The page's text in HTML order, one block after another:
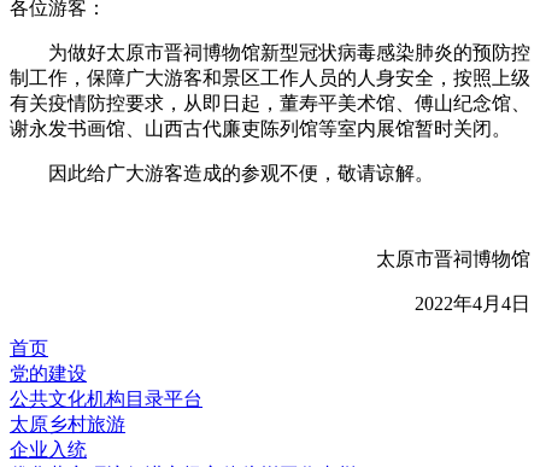
各位游客：
为做好太原市晋祠博物馆新型冠状病毒感染肺炎的预防控
制工作，保障广大游客和景区工作人员的人身安全，按照上级
有关疫情防控要求，从即日起，董寿平美术馆、傅山纪念馆、
谢永发书画馆、山西古代廉吏陈列馆等室内展馆暂时关闭。
因此给广大游客造成的参观不便，敬请谅解。
太原市晋祠博物馆
2022年4月4日
首页
党的建设
公共文化机构目录平台
太原乡村旅游
企业入统